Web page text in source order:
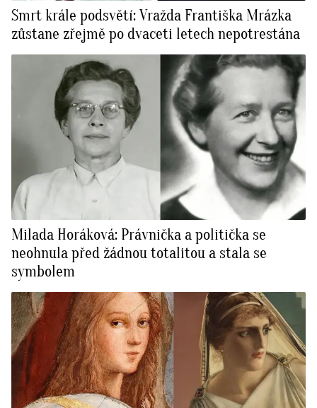
Smrt krále podsvětí: Vražda Františka Mrázka
zůstane zřejmě po dvaceti letech nepotrestána
Milada Horáková: Právnička a politička se
neohnula před žádnou totalitou a stala se
symbolem